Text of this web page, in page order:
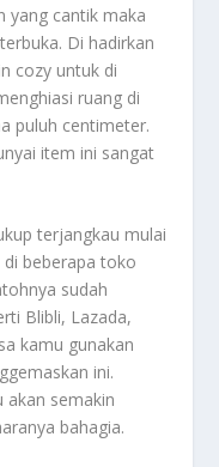
yang cantik maka
Di hadirkan
cozy untuk di
ruang di
puluh centimeter.
item ini sangat
terjangkau mulai
di beberapa toko
sudah
Blibli, Lazada,
kamu gunakan
ini.
akan semakin
bahagia.